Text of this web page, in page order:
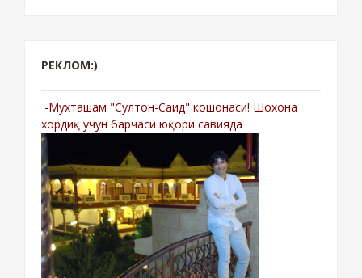
РЕКЛОМ:)
-Мухташам "Султон-Саид" кошонаси! Шохона
хордиқ учун барчаси юқори савияда